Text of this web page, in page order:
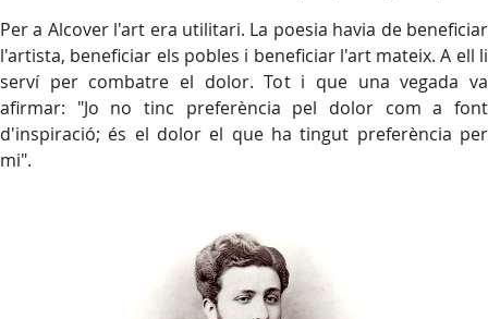
Per a Alcover l'art era utilitari. La poesia havia de beneficiar
l'artista, beneficiar els pobles i beneficiar l'art mateix. A ell li
serví per combatre el dolor. Tot i que una vegada va
afirmar: "Jo no tinc preferència pel dolor com a font
d'inspiració; és el dolor el que ha tingut preferència per
mi".